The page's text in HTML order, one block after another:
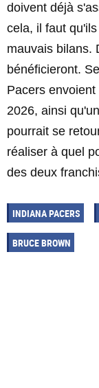
doivent déjà
cela, il faut
mauvais bilans.
bénéficieront.
Pacers
2026, ainsi
pourrait se
réaliser à quel
des deux
INDIANA PACERS
BRUCE BROWN